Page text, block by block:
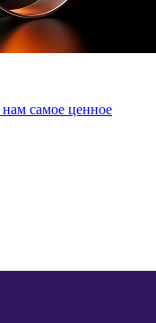
самое ценное